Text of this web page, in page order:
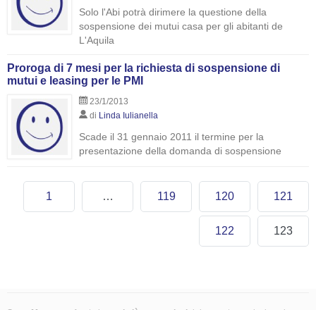
Solo l'Abi potrà dirimere la questione della
sospensione dei mutui casa per gli abitanti de
L'Aquila
Proroga di 7 mesi per la richiesta di sospensione di
mutui e leasing per le PMI
23/1/2013
di Linda Iulianella
Scade il 31 gennaio 2011 il termine per la
presentazione della domanda di sospensione
1 … 119 120 121
122 123